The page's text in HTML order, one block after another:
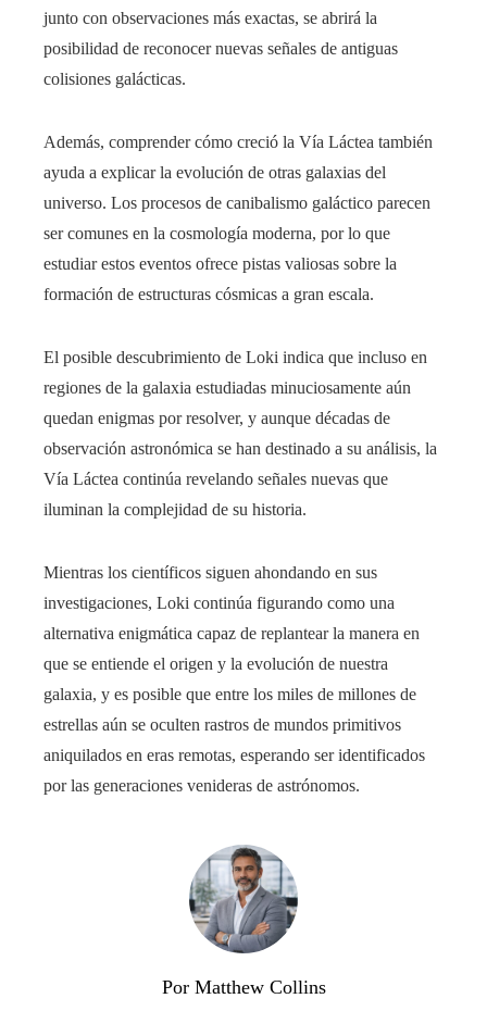
junto con observaciones más exactas, se abrirá la
posibilidad de reconocer nuevas señales de antiguas
colisiones galácticas.
Además, comprender cómo creció la Vía Láctea también
ayuda a explicar la evolución de otras galaxias del
universo. Los procesos de canibalismo galáctico parecen
ser comunes en la cosmología moderna, por lo que
estudiar estos eventos ofrece pistas valiosas sobre la
formación de estructuras cósmicas a gran escala.
El posible descubrimiento de Loki indica que incluso en
regiones de la galaxia estudiadas minuciosamente aún
quedan enigmas por resolver, y aunque décadas de
observación astronómica se han destinado a su análisis, la
Vía Láctea continúa revelando señales nuevas que
iluminan la complejidad de su historia.
Mientras los científicos siguen ahondando en sus
investigaciones, Loki continúa figurando como una
alternativa enigmática capaz de replantear la manera en
que se entiende el origen y la evolución de nuestra
galaxia, y es posible que entre los miles de millones de
estrellas aún se oculten rastros de mundos primitivos
aniquilados en eras remotas, esperando ser identificados
por las generaciones venideras de astrónomos.
Por Matthew Collins